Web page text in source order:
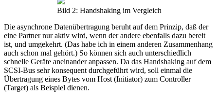
Bild 2: Handshaking im Vergleich
Die asynchrone Datenübertragung beruht auf dem Prinzip, daß der
eine Partner nur aktiv wird, wenn der andere ebenfalls dazu bereit
ist, und umgekehrt. (Das habe ich in einem anderen Zusammenhang
auch schon mal gehört.) So können sich auch unterschiedlich
schnelle Geräte aneinander anpassen. Da das Handshaking auf dem
SCSI-Bus sehr konsequent durchgeführt wird, soll einmal die
Übertragung eines Bytes vom Host (Initiator) zum Controller
(Target) als Beispiel dienen.